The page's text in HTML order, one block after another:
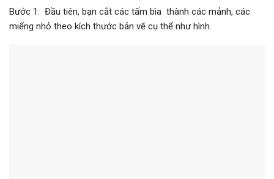
Bước 1: Đầu tiên, bạn cắt các tấm bìa thành các mảnh, các
miếng nhỏ theo kích thước bản vẽ cụ thể như hình.